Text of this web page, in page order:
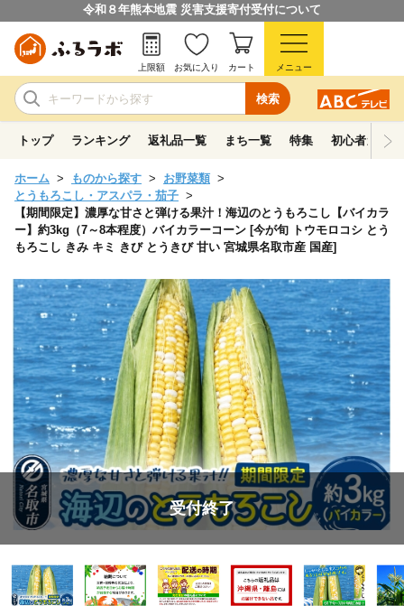
令和８年熊本地震 災害支援寄付受付について
検索
上限額 お気に入り カート メニュー
トップ ランキング 返礼品一覧 まち一覧 特集 初心者ガイド
ホーム ものから探す
お野菜類
とうもろこし・アスパラ・茄子
【期間限定】濃厚な甘さと弾ける果汁！海辺のとうもろこし【バイカラ
ー】約3kg（7～8本程度）バイカラーコーン [今が旬 トウモロコシ とう
もろこし きみ キミ きび とうきび 甘い 宮城県名取市産 国産]
受付終了